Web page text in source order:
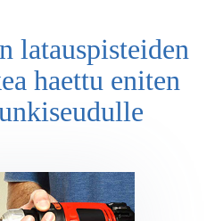
latauspisteiden
haettu eniten